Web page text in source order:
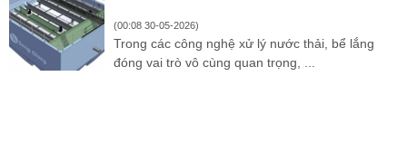
(00:08 30-05-2026)
Trong các công nghệ xử lý nước thải, bể lắng
đóng vai trò vô cùng quan trọng, ...